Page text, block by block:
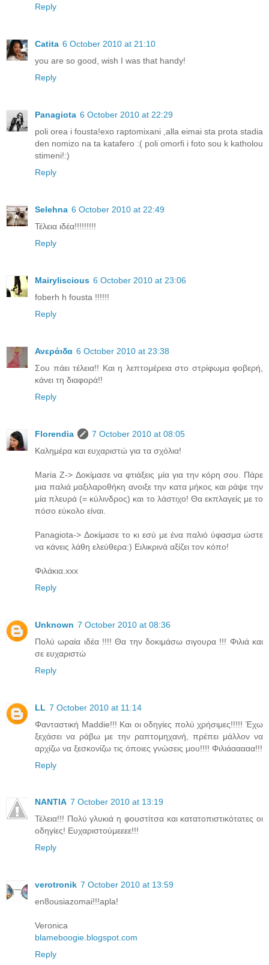
Reply
Catita 6 October 2010 at 21:10
you are so good, wish I was that handy!
Reply
Panagiota 6 October 2010 at 22:29
poli orea i fousta!exo raptomixani ,alla eimai sta prota stadia
den nomizo na ta katafero :( poli omorfi i foto sou k katholou
stimeni!:)
Reply
Selehna 6 October 2010 at 22:49
Τέλεια ιδέα!!!!!!!!!
Reply
Mairyliscious 6 October 2010 at 23:06
foberh h fousta !!!!!!
Reply
Ανεράιδα 6 October 2010 at 23:38
Σου πάει τέλεια!! Και η λεπτομέρεια στο στρίφωμα φοβερή,
κάνει τη διαφορά!!
Reply
Florendia
7 October 2010 at 08:05
Καλημέρα και ευχαριστώ για τα σχόλια!
Maria Z-> Δοκίμασε να φτιάξεις μία για την κόρη σου. Πάρε
μια παλιά μαξιλαροθήκη ανοιξε την κατα μήκος και ράψε την
μία πλευρά (= κύλινδρος) και το λάστιχο! Θα εκπλαγείς με το
πόσο εύκολο είναι.
Panagiota-> Δοκίμασε το κι εσύ με ένα παλιό ύφασμα ώστε
να κάνεις λάθη ελεύθερα:) Ειλικρινά αξίζει τον κόπο!
Φιλάκια.xxx
Reply
Unknown 7 October 2010 at 08:36
Πολύ ωραία ιδέα !!!! Θα την δοκιμάσω σιγουρα !!! Φιλιά και
σε ευχαριστώ
Reply
LL 7 October 2010 at 11:14
Φανταστική Maddie!!! Και οι οδηγίες πολύ χρήσιμες!!!!! Έχω
ξεχάσει να ράβω με την ραπτομηχανή, πρέπει μάλλον να
αρχίζω να ξεσκονίζω τις όποιες γνώσεις μου!!!! Φιλιάααααα!!!
Reply
NANTIA 7 October 2010 at 13:19
Τέλεια!!! Πολύ γλυκιά η φουστίτσα και κατατοπιστικότατες οι
οδηγίες! Ευχαριστούμεεεε!!!
Reply
verotronik 7 October 2010 at 13:59
en8ousiazomai!!!apla!
Veronica
blameboogie.blogspot.com
Reply